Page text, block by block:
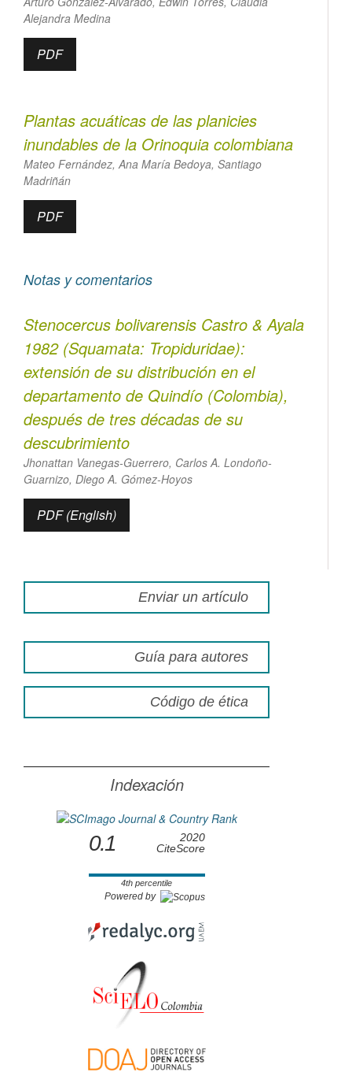
Alejandra Medina
PDF
Plantas acuáticas de las planicies
inundables de la Orinoquia colombiana
Mateo Fernández, Ana María Bedoya, Santiago
Madriñán
PDF
Notas y comentarios
Stenocercus bolivarensis Castro & Ayala
1982 (Squamata: Tropiduridae):
extensión de su distribución en el
departamento de Quindío (Colombia),
después de tres décadas de su
descubrimiento
Jhonattan Vanegas-Guerrero, Carlos A. Londoño-
Guarnizo, Diego A. Gómez-Hoyos
PDF (English)
Enviar un artículo
Guía para autores
Código de ética
Indexación
0.1
2020
CiteScore
4th percentile
Powered by